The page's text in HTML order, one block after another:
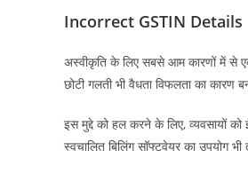
Incorrect GSTIN Details
अस्वीकृति के लिए सबसे आम कारणों में से
छोटी गलती भी वैधता विफलता का कारण
इस मुद्दे को हल करने के लिए, व्यवसायों
स्वचालित बिलिंग सॉफ्टवेयर का उपयोग